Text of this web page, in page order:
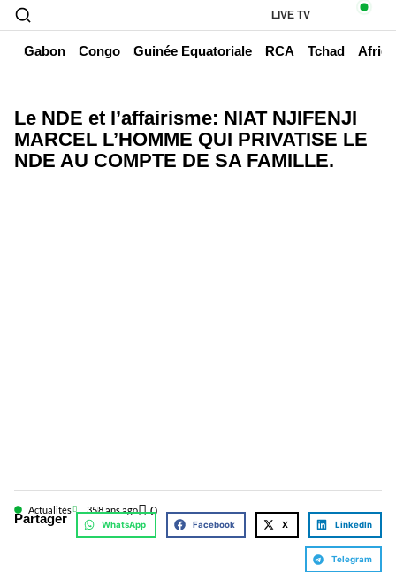
LIVE TV
Gabon Congo Guinée Equatoriale RCA Tchad
Le NDE et l’affairisme: NIAT NJIFENJI
MARCEL L’HOMME QUI PRIVATISE LE
NDE AU COMPTE DE SA FAMILLE.
Actualités 358 ans ago 0
Partager WhatsApp Facebook X LinkedIn
Telegram